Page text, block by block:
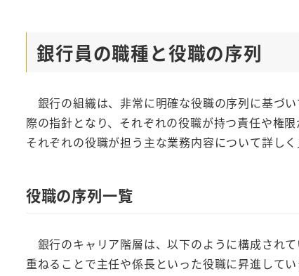
銀行員の職種と役職の序列
銀行の組織は、非常に明確な役職の序列に基づ
際の指針となり、それぞれの役職が持つ責任や権
それぞれの役職が担う主な業務内容について詳しく
役職の序列一覧
銀行のキャリア階層は、以下のように構成され
重ねることで主任や係長といった役職に昇進して